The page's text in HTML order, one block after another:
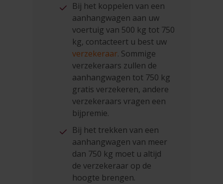
Bij het koppelen van een
aanhangwagen aan uw
voertuig van 500 kg tot 750
kg, contacteert u best uw
verzekeraar. Sommige
verzekeraars zullen de
aanhangwagen tot 750 kg
gratis verzekeren, andere
verzekeraars vragen een
bijpremie.
Bij het trekken van een
aanhangwagen van meer
dan 750 kg moet u altijd
de verzekeraar op de
hoogte brengen.